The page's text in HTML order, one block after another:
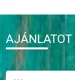
AJÁNLATOT